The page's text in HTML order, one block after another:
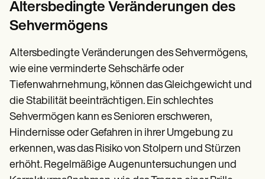
Altersbedingte Veränderungen des
Sehvermögens
Altersbedingte Veränderungen des Sehvermögens,
wie eine verminderte Sehschärfe oder
Tiefenwahrnehmung, können das Gleichgewicht und
die Stabilität beeinträchtigen. Ein schlechtes
Sehvermögen kann es Senioren erschweren,
Hindernisse oder Gefahren in ihrer Umgebung zu
erkennen, was das Risiko von Stolpern und Stürzen
erhöht. Regelmäßige Augenuntersuchungen und